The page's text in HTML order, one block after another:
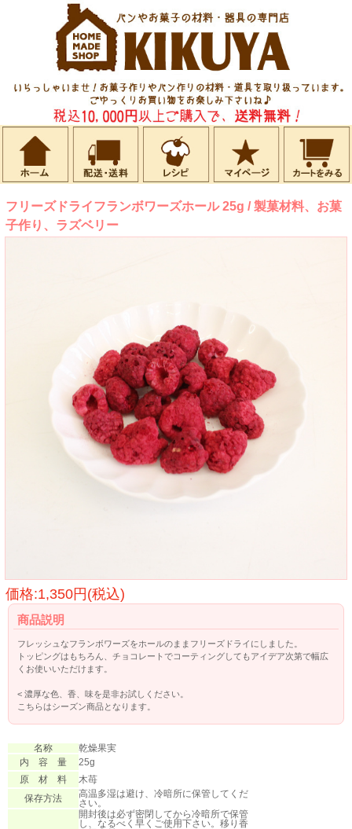
フリーズドライフランボワーズホール 25g / 製菓材料、お菓
子作り、ラズベリー
価格:1,350円(税込)
商品説明
フレッシュなフランボワーズをホールのままフリーズドライにしました。
トッピングはもちろん、チョコレートでコーティングしてもアイデア次第で幅広
くお使いいただけます。
< 濃厚な色、香、味を是非お試しください。
こちらはシーズン商品となります。
名称 乾燥果実
内 容 量
25g
原 材 料
木苺
保存方法
高温多湿は避け、冷暗所に保管してくだ
さい。
開封後は必ず密閉してから冷暗所で保管
し、なるべく早くご使用下さい。移り香